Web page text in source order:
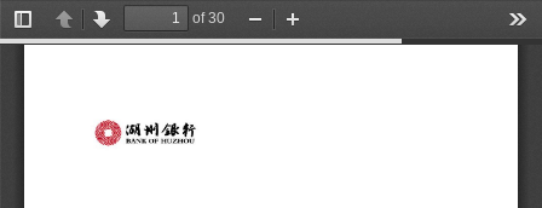
Toggle
Sidebar
PreviousNext
of 30
Zoom
Out
In